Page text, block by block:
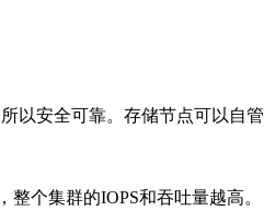
以安全可靠。存储节点可以自管
个集群的IOPS和吞吐量越高。